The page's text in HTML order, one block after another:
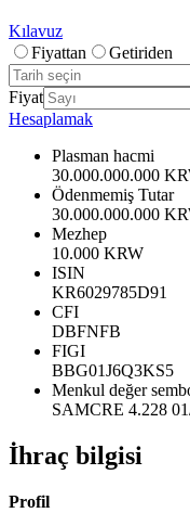
Kılavuz
Fiyattan
Getiriden
Fiyat
Hesaplamak
Plasman hacmi
30.000.000.000
Ödenmemiş Tutar
30.000.000.000
Mezhep
10.000 KRW
ISIN
KR6029785D91
CFI
DBFNFB
FIGI
BBG01J6Q3KS5
Menkul değer
SAMCRE 4.228
İhraç bilgisi
Profil